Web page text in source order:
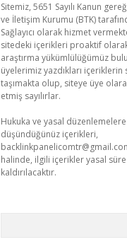
Sitemiz, 5651 Sayılı Kanun
ve İletişim Kurumu (BTK)
Sağlayıcı olarak hizmet
sitedeki içerikleri proaktif
araştırma yükümlülüğümüz
üyelerimiz yazdıkları
taşımakta olup, siteye üye
etmiş sayılırlar.
Hukuka ve yasal düzenlemelere
düşündüğünüz içerikleri,
halinde, ilgili içerikler yasal
kaldırılacaktır.